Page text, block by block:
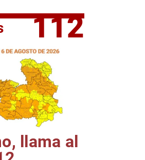
Emiliano García-
112
llama al